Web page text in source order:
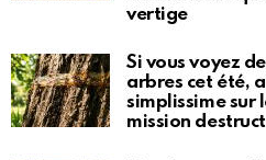
vertige
Si vous voyez
arbres cet été,
simplissime sur
mission